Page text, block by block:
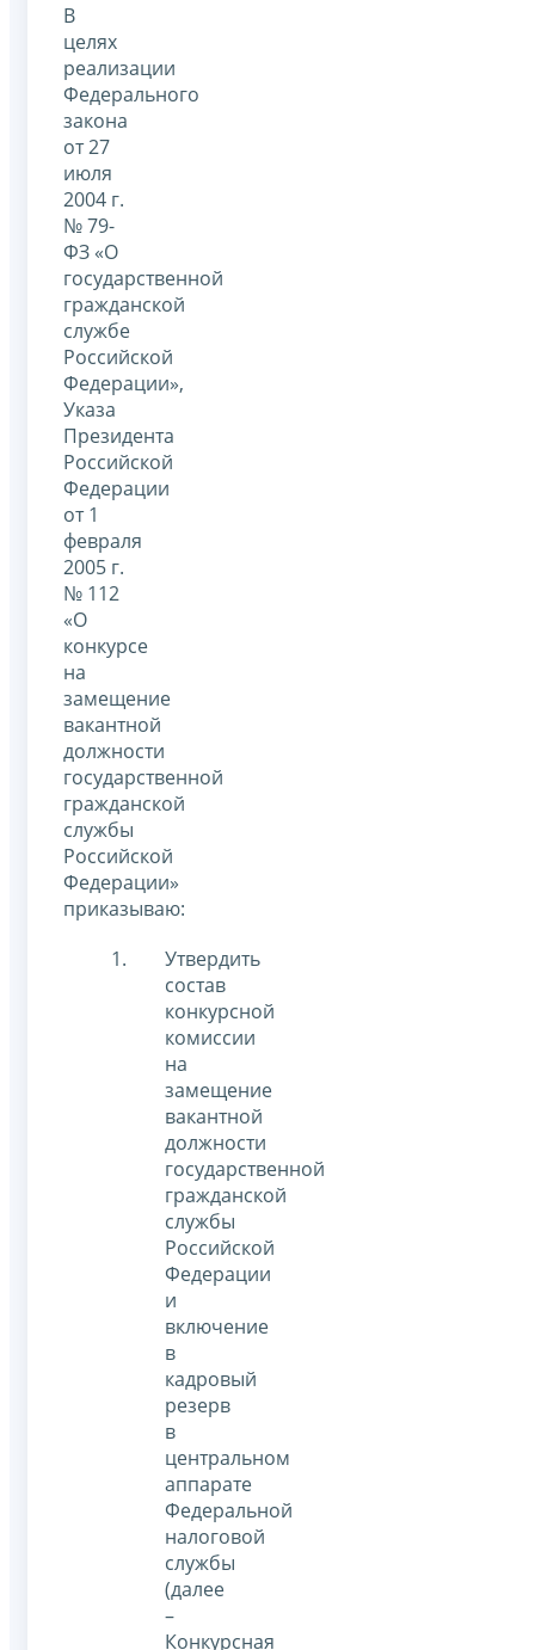
В
целях
реализации
Федерального
закона
от 27
июля
2004 г.
№ 79-
ФЗ «О
государственной
гражданской
службе
Российской
Федерации»,
Указа
Президента
Российской
Федерации
от 1
февраля
2005 г.
№ 112
«О
конкурсе
на
замещение
вакантной
должности
государственной
гражданской
службы
Российской
Федерации»
приказываю:
Утвердить
состав
конкурсной
комиссии
на
замещение
вакантной
должности
государственной
гражданской
службы
Российской
Федерации
и
включение
в
кадровый
резерв
в
центральном
аппарате
Федеральной
налоговой
службы
(далее
–
Конкурсная